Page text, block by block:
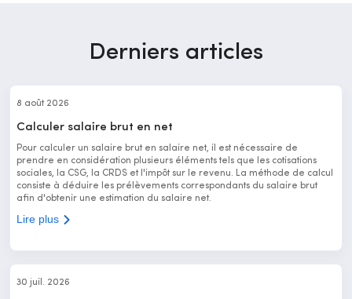
Derniers articles
8 août 2026
Calculer salaire brut en net
Pour calculer un salaire brut en salaire net, il est nécessaire de
prendre en considération plusieurs éléments tels que les cotisations
sociales, la CSG, la CRDS et l'impôt sur le revenu. La méthode de calcul
consiste à déduire les prélèvements correspondants du salaire brut
afin d'obtenir une estimation du salaire net.
Lire plus
30 juil. 2026